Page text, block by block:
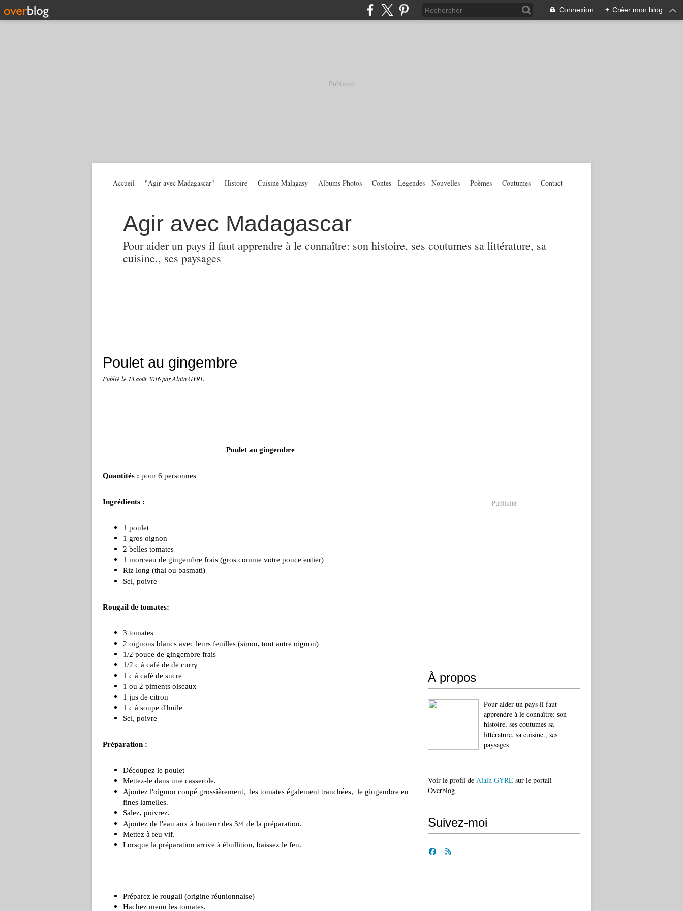
Connexion + Créer mon blog
Publicité
Agir avec Madagascar
Pour aider un pays il faut apprendre à le connaître: son histoire, ses coutumes sa littérature, sa
cuisine., ses paysages
Accueil "Agir avec Madagascar" Histoire Cuisine Malagasy Albums Photos Contes - Légendes - Nouvelles Poèmes Coutumes Contact
Poulet au gingembre
Publié le 13 août 2016par Alain GYRE
Poulet au gingembre
Quantités : pour 6 personnes
Ingrédients :
1 poulet
1 gros oignon
2 belles tomates
1 morceau de gingembre frais (gros comme votre pouce entier)
Riz long (thai ou basmati)
Sel, poivre
Rougail de tomates:
3 tomates
2 oignons blancs avec leurs feuilles (sinon, tout autre oignon)
1/2 pouce de gingembre frais
1/2 c à café de de curry
1 c à café de sucre
1 ou 2 piments oiseaux
1 jus de citron
1 c à soupe d'huile
Sel, poivre
Préparation :
Découpez le poulet
Mettez-le dans une casserole.
Ajoutez l'oignon coupé grossièrement, les tomates également tranchées, le gingembre en
fines lamelles.
Salez, poivrez.
Ajoutez de l'eau aux à hauteur des 3/4 de la préparation.
Mettez à feu vif.
Lorsque la préparation arrive à ébullition, baissez le feu.
Préparez le rougail (origine réunionnaise)
Hachez menu les tomates.
Publicité
À propos
Pour aider un pays il faut
apprendre à le connaître: son
histoire, ses coutumes sa
littérature, sa cuisine., ses
paysages
Voir le profil de Alain GYRE sur le portail
Overblog
Suivez-moi